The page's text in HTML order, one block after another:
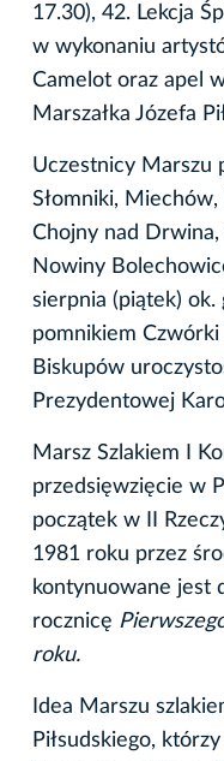
17.30), 42. Lekcja
w wykonaniu
Camelot oraz apel
Marszałka Józefa
Uczestnicy Marszu
Słomniki,
Chojny nad Drwina,
Nowiny
sierpnia (piątek) ok.
pomnikiem Czwórki
Biskupów
Prezydentowej
Marsz Szlakiem I
przedsięwzięcie w
początek w II
1981 roku przez
kontynuowane jest
rocznicę
roku.
Idea Marszu
Piłsudskiego,